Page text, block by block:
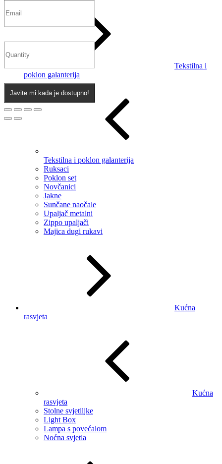
Tekstilna i
poklon galanterija
Tekstilna i poklon galanterija
Ruksaci
Poklon set
Novčanici
Jakne
Sunčane naočale
Upaljač metalni
Zippo upaljači
Majica dugi rukavi
Kućna
rasvjeta
Kućna
rasvjeta
Stolne svjetiljke
Light Box
Lampa s povećalom
Noćna svjetla
Javite mi kada je dostupno!